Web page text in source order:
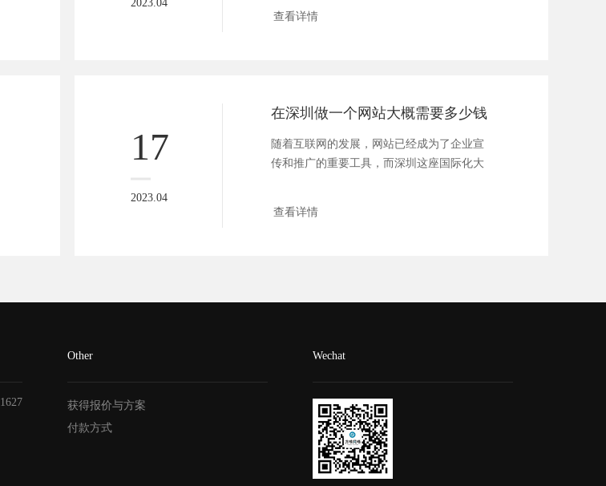
查看详情
17
2023.04
在深圳做一个网站大概需要多少钱
随着互联网的发展，网站已经成为了企业宣
传和推广的重要工具，而深圳这座国际化大
查看详情
1627
Other
获得报价与方案
付款方式
Wechat